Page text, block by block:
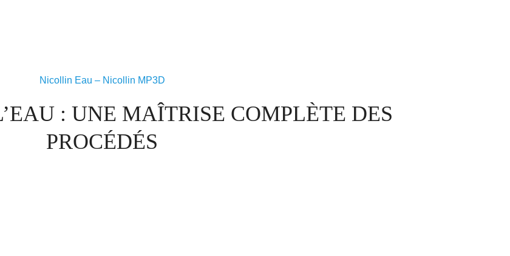
Nicollin Eau – Nicollin MP3D
: UNE MAÎTRISE COMPLÈTE DES
PROCÉDÉS